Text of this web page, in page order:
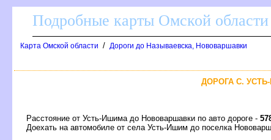
Подробные карты Омской области
Карта Омской области / Дороги до Называевска, Нововаршавки
ДОРОГА С.
Расстояние от Усть-Ишима до Нововаршавки по авто дороге -
Доехать на автомобиле от села Усть-Ишим до поселка